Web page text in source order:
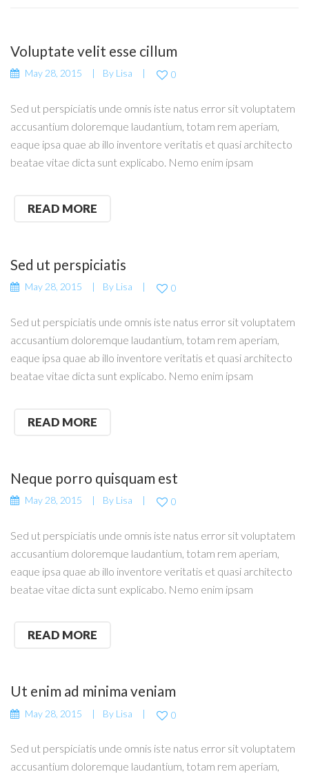
Voluptate velit esse cillum
May 28, 2015 By Lisa 0
Sed ut perspiciatis unde omnis iste natus error sit voluptatem
accusantium doloremque laudantium, totam rem aperiam,
eaque ipsa quae ab illo inventore veritatis et quasi architecto
beatae vitae dicta sunt explicabo. Nemo enim ipsam
READ MORE
Sed ut perspiciatis
May 28, 2015 By Lisa 0
Sed ut perspiciatis unde omnis iste natus error sit voluptatem
accusantium doloremque laudantium, totam rem aperiam,
eaque ipsa quae ab illo inventore veritatis et quasi architecto
beatae vitae dicta sunt explicabo. Nemo enim ipsam
READ MORE
Neque porro quisquam est
May 28, 2015 By Lisa 0
Sed ut perspiciatis unde omnis iste natus error sit voluptatem
accusantium doloremque laudantium, totam rem aperiam,
eaque ipsa quae ab illo inventore veritatis et quasi architecto
beatae vitae dicta sunt explicabo. Nemo enim ipsam
READ MORE
Ut enim ad minima veniam
May 28, 2015 By Lisa 0
Sed ut perspiciatis unde omnis iste natus error sit voluptatem
accusantium doloremque laudantium, totam rem aperiam,